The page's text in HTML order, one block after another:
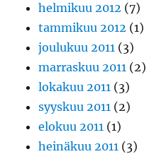
helmikuu 2012 (7)
tammikuu 2012 (1)
joulukuu 2011 (3)
marraskuu 2011 (2)
lokakuu 2011 (3)
syyskuu 2011 (2)
elokuu 2011 (1)
heinäkuu 2011 (3)